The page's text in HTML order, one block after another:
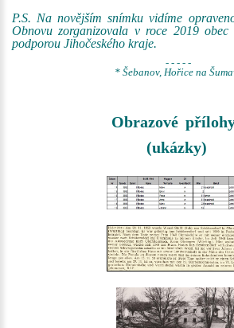
P.S. Na novějším snímku vidíme
Obnovu zorganizovala v roce 2019
podporou Jihočeského kraje.
- - - - -
* Šebanov, Hořice na
Obrazové
(ukázky)